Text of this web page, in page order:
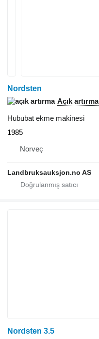
Nordsten
Açık artırma
Hububat ekme makinesi
1985
Norveç
Landbruksauksjon.no AS
Nordsten 3.5